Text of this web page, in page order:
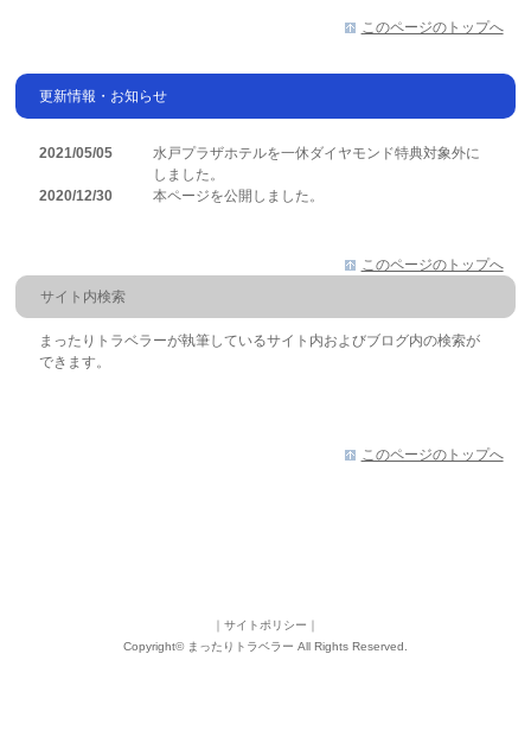
このページのトップへ
更新情報・お知らせ
2021/05/05
水戸プラザホテルを一休ダイヤモンド特典対象外に
しました。
2020/12/30
本ページを公開しました。
このページのトップへ
サイト内検索
まったりトラベラーが執筆しているサイト内およびブログ内の検索が
できます。
このページのトップへ
｜ サイトポリシー ｜
Copyright© まったりトラベラー All Rights Reserved.